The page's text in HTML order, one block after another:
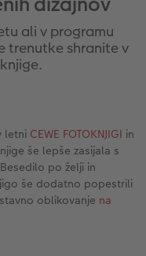
strank
fotografij
fotografij
direkten natis
najdražje
ali v programu
trenutke shranite v
letni CEWE FOTOKNJIGI in
še lepše zasijala s
po želji in
še dodatno popestrili
oblikovanje na